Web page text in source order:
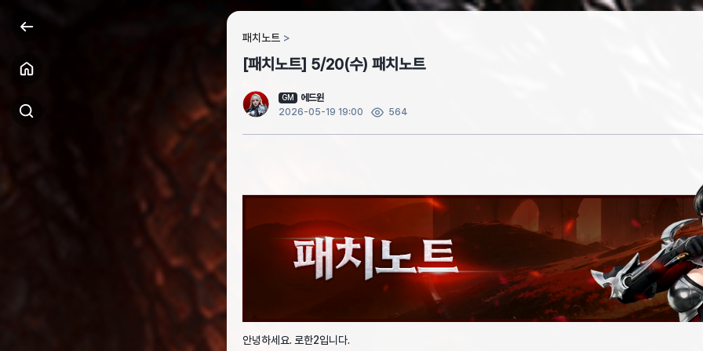
패치노트
[패치노트] 5/20(수) 패치노트
GM
에드윈
2026-05-19 19:00
564
안녕하세요. 로한2입니다.